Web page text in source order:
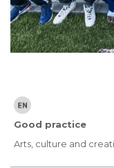
Good practice
Arts, culture and